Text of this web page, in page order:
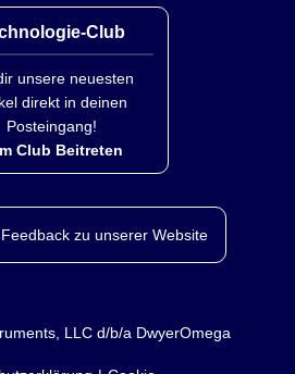
Club
unsere neuesten
direkt in deinen
Posteingang!
Club Beitreten
zu unserer Website
LLC d/b/a DwyerOmega